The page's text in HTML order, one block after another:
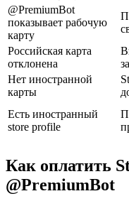
@PremiumBot
показывает рабочую
карту
Российская карта
отклонена
Нет иностранной
карты
Есть иностранный
store profile
Как оплатить
@PremiumBot